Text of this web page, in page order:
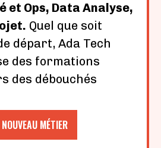
et Ops, Data Analyse,
Quel que soit
départ, Ada Tech
des formations
des débouchés
MÉTIER